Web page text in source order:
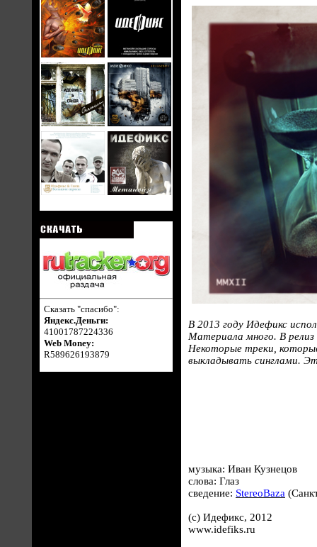
Сказать "спасибо":
Яндекс.Деньги:
41001787224336
Web Money:
R589626193879
В 2013 году Идефикс
Материала много. В
Некоторые треки,
выкладывать синглами.
музыка: Иван Кузнецов
слова: Глаз
сведение: StereoBaza
(c) Идефикс, 2012
www.idefiks.ru